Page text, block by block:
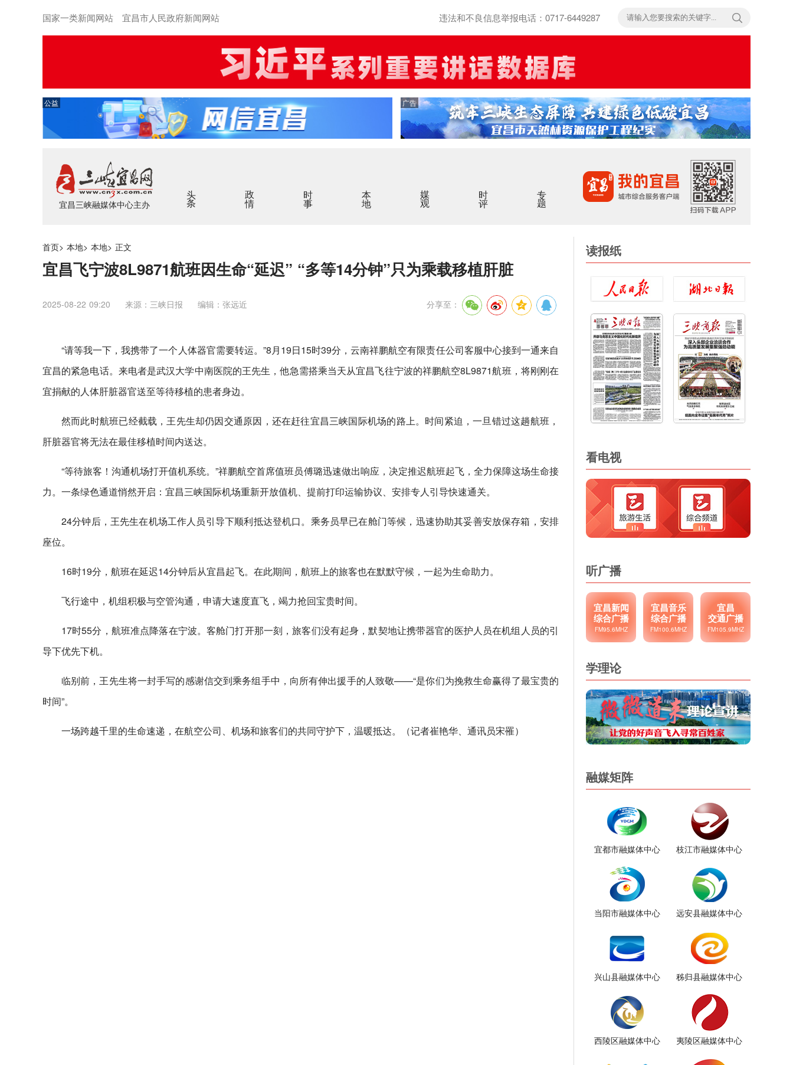
国家一类新闻网站 宜昌市人民政府新闻网站 违法和不良信息举报电话：0717-6449287
公益 广告
宜昌三峡融媒体中心主办
头条 政情 时事 本地 媒观 时评 专题
首页> 本地> 本地> 正文
宜昌飞宁波8L9871航班因生命“延迟” “多等14分钟”只为乘载移植肝脏
2025-08-22 09:20 来源：三峡日报 编辑：张远近 分享至：
“请等我一下，我携带了一个人体器官需要转运。”8月19日15时39分，云南祥鹏航空有限责任公司客服中心接到一通来自
宜昌的紧急电话。来电者是武汉大学中南医院的王先生，他急需搭乘当天从宜昌飞往宁波的祥鹏航空8L9871航班，将刚刚在
宜捐献的人体肝脏器官送至等待移植的患者身边。
然而此时航班已经截载，王先生却仍因交通原因，还在赶往宜昌三峡国际机场的路上。时间紧迫，一旦错过这趟航班，
肝脏器官将无法在最佳移植时间内送达。
“等待旅客！沟通机场打开值机系统。”祥鹏航空首席值班员傅璐迅速做出响应，决定推迟航班起飞，全力保障这场生命接
力。一条绿色通道悄然开启：宜昌三峡国际机场重新开放值机、提前打印运输协议、安排专人引导快速通关。
24分钟后，王先生在机场工作人员引导下顺利抵达登机口。乘务员早已在舱门等候，迅速协助其妥善安放保存箱，安排
座位。
16时19分，航班在延迟14分钟后从宜昌起飞。在此期间，航班上的旅客也在默默守候，一起为生命助力。
飞行途中，机组积极与空管沟通，申请大速度直飞，竭力抢回宝贵时间。
17时55分，航班准点降落在宁波。客舱门打开那一刻，旅客们没有起身，默契地让携带器官的医护人员在机组人员的引
导下优先下机。
临别前，王先生将一封手写的感谢信交到乘务组手中，向所有伸出援手的人致敬——“是你们为挽救生命赢得了最宝贵的
时间”。
一场跨越千里的生命速递，在航空公司、机场和旅客们的共同守护下，温暖抵达。（记者崔艳华、通讯员宋罹）
读报纸
看电视
听广播
宜昌新闻
综合广播
FM95.6MHZ
宜昌音乐
综合广播
FM100.6MHZ
宜昌
交通广播
FM105.9MHZ
学理论
融媒矩阵
宜都市融媒体中心 枝江市融媒体中心
当阳市融媒体中心 远安县融媒体中心
兴山县融媒体中心 秭归县融媒体中心
西陵区融媒体中心 夷陵区融媒体中心